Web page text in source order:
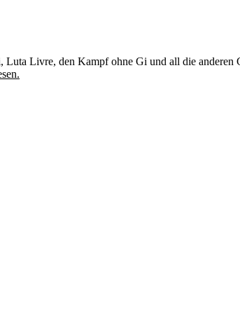
Livre, den Kampf ohne Gi und all die anderen